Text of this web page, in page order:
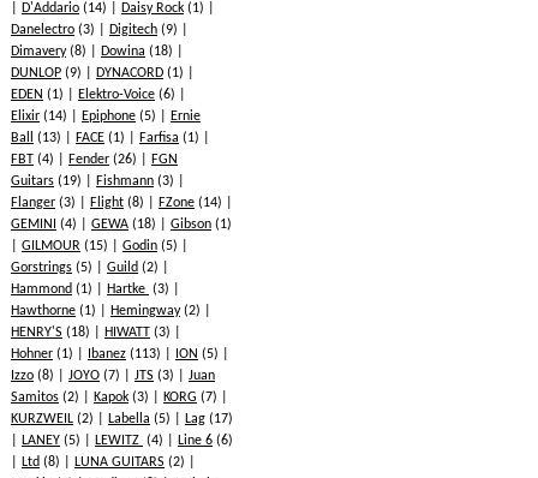
D'Addario (14) Daisy Rock (1)
Danelectro (3) Digitech (9)
Dimavery(8) Dowina (18)
DUNLOP (9) DYNACORD (1)
EDEN (1) Elektro-Voice (6)
Elixir (14) Epiphone (5)
Ernie
Ball
(13) FACE (1) Farfisa (1)
FBT (4) Fender (26)
FGN
Guitars (19) Fishmann (3)
Flanger (3) Flight (8) FZone (14)
GEMINI
(4) GEWA (18) Gibson (1)
GILMOUR (15) Godin (5)
Gorstrings (5) Guild (2)
Hammond (1) Hartke (3)
Hawthorne (1) Hemingway(2)
HENRY'S (18) HIWATT (3)
Hohner (1) Ibanez (113) ION (5)
Izzo (8) JOYO (7) JTS (3)
Juan
Samitos (2) Kapok (3) KORG (7)
KURZWEIL (2) Labella (5) Lag (17)
LANEY (5) LEWITZ (4) Line 6 (6)
Ltd (8) LUNA GUITARS (2)